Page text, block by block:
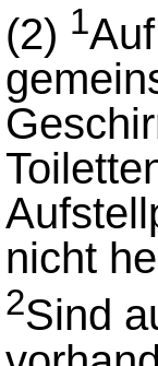
(2) 1
nicht
2Sind